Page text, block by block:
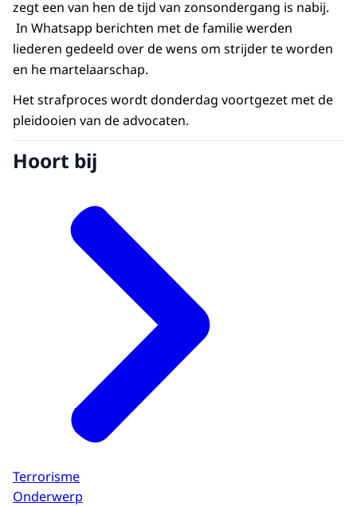
zegt een van hen de tijd van zonsondergang is nabij.
In Whatsapp berichten met de familie werden
liederen gedeeld over de wens om strijder te worden
en he martelaarschap.
Het strafproces wordt donderdag voortgezet met de
pleidooien van de advocaten.
Hoort bij
Terrorisme
Onderwerp